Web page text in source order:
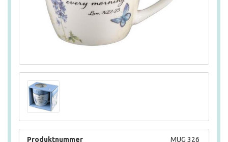
MUG 326
Produktnummer